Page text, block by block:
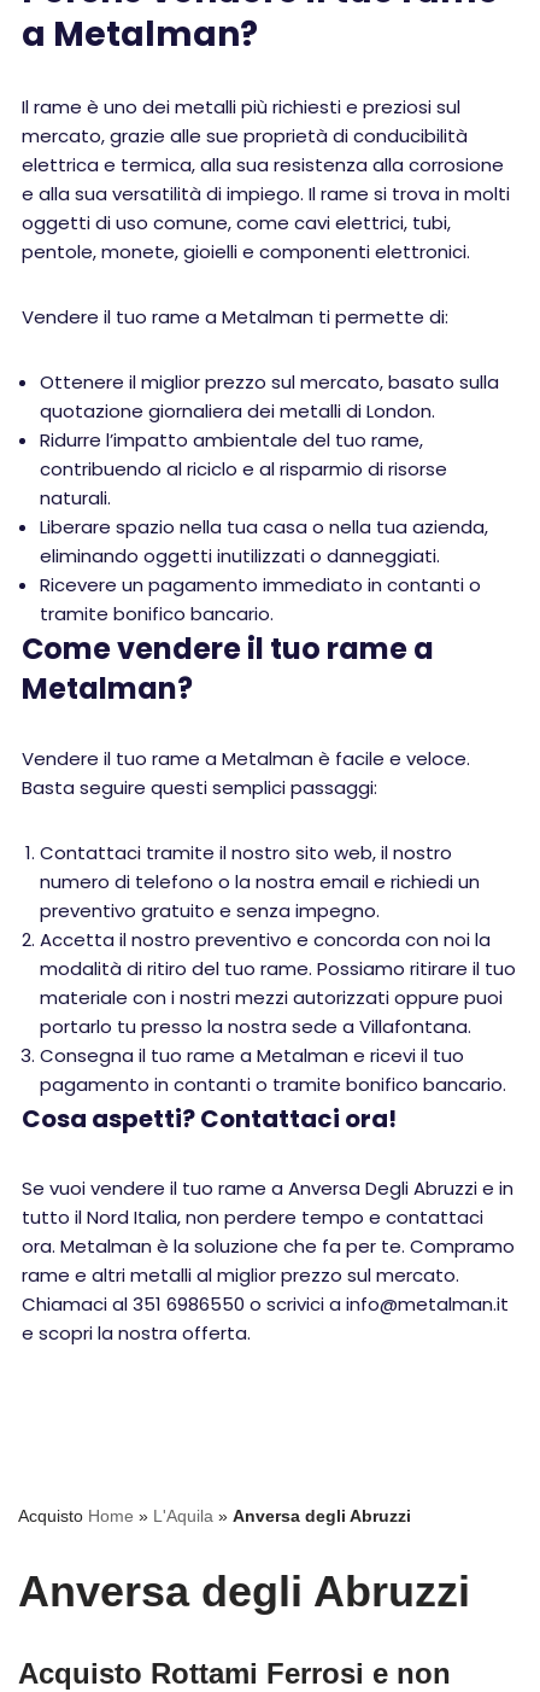
a Metalman?
Il rame è uno dei metalli più richiesti e preziosi sul
mercato, grazie alle sue proprietà di conducibilità
elettrica e termica, alla sua resistenza alla corrosione
e alla sua versatilità di impiego. Il rame si trova in molti
oggetti di uso comune, come cavi elettrici, tubi,
pentole, monete, gioielli e componenti elettronici.
Vendere il tuo rame a Metalman ti permette di:
Ottenere il miglior prezzo sul mercato, basato sulla
quotazione giornaliera dei metalli di London.
Ridurre l’impatto ambientale del tuo rame,
contribuendo al riciclo e al risparmio di risorse
naturali.
Liberare spazio nella tua casa o nella tua azienda,
eliminando oggetti inutilizzati o danneggiati.
Ricevere un pagamento immediato in contanti o
tramite bonifico bancario.
Come vendere il tuo rame a
Metalman?
Vendere il tuo rame a Metalman è facile e veloce.
Basta seguire questi semplici passaggi:
Contattaci tramite il nostro sito web, il nostro
numero di telefono o la nostra email e richiedi un
preventivo gratuito e senza impegno.
Accetta il nostro preventivo e concorda con noi la
modalità di ritiro del tuo rame. Possiamo ritirare il tuo
materiale con i nostri mezzi autorizzati oppure puoi
portarlo tu presso la nostra sede a Villafontana.
Consegna il tuo rame a Metalman e ricevi il tuo
pagamento in contanti o tramite bonifico bancario.
Cosa aspetti? Contattaci ora!
Se vuoi vendere il tuo rame a Anversa Degli Abruzzi e in
tutto il Nord Italia, non perdere tempo e contattaci
ora. Metalman è la soluzione che fa per te. Compramo
rame e altri metalli al miglior prezzo sul mercato.
Chiamaci al 351 6986550 o scrivici a info@metalman.it
e scopri la nostra offerta.
Acquisto Home » L'Aquila » Anversa degli Abruzzi
Anversa degli Abruzzi
Acquisto Rottami Ferrosi e non